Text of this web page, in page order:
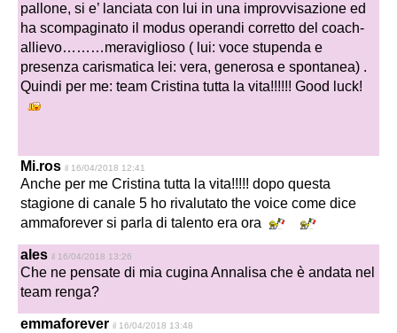
pallone, si e’ lanciata con lui in una improvvisazione ed
ha scompaginato il modus operandi corretto del coach-
allievo………meraviglioso ( lui: voce stupenda e
presenza carismatica lei: vera, generosa e spontanea) .
Quindi per me: team Cristina tutta la vita!!!!!! Good luck!
Mi.ros il 16/04/2018 12:41
Anche per me Cristina tutta la vita!!!!! dopo questa
stagione di canale 5 ho rivalutato the voice come dice
ammaforever si parla di talento era ora
ales il 16/04/2018 13:26
Che ne pensate di mia cugina Annalisa che è andata nel
team renga?
emmaforever il 16/04/2018 13:48